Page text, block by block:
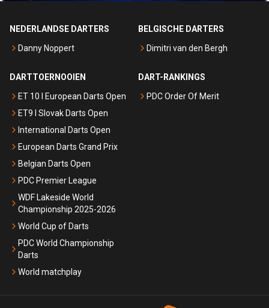
NEDERLANDSE DARTERS
Danny Noppert
BELGISCHE DARTERS
Dimitri van den Bergh
DARTTOERNOOIEN
ET 10 I European Darts Open
ET9 I Slovak Darts Open
International Darts Open
European Darts Grand Prix
Belgian Darts Open
PDC Premier League
WDF Lakeside World
Championship 2025-2026
World Cup of Darts
PDC World Championship
Darts
World matchplay
DART-RANKINGS
PDC Order Of Merit